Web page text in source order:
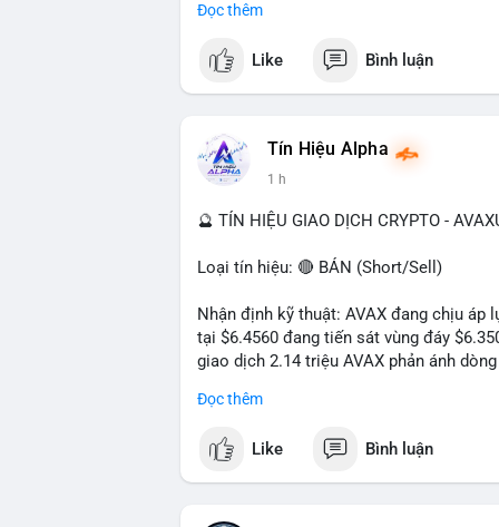
Đọc thêm
Like Bình luận
Tín Hiệu Alpha
1 h
🔮 TÍN HIỆU GIAO DỊCH CRYPTO -
Loại tín hiệu: 🔴 BÁN (Short/Sell)
Nhận định kỹ thuật: AVAX đang chịu áp
tại $6.4560 đang tiến sát vùng đáy
giao dịch 2.14 triệu AVAX phản ánh
- Vùng Entry: $6.4500 - $6.4800
- Mục tiêu chốt lời (Take Profit - TP):
Đọc thêm
Like Bình luận